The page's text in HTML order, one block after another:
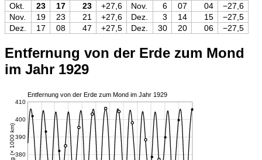
Okt.
23 17 23 +27,6 Nov. 6 07 04
−27,6
Nov.
19 23 21 +27,6 Dez. 3 14 15
−27,5
Dez.
17 08 47 +27,5 Dez. 30 20 06 −27,5
Entfernung von der Erde zum Mond
im Jahr 1929